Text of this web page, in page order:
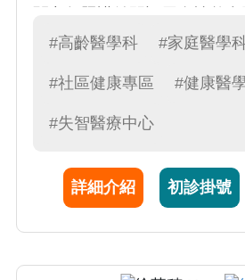
院取得台灣老年醫學會之專科
優良獎榮譽。林醫師並擔任台
醫學會委員，積極參與各項老
#高齡醫學科 #家庭醫學
#社區健康專區 #健康醫
#失智醫療中心
詳細介紹 初診掛號